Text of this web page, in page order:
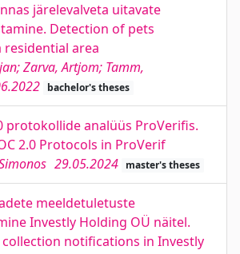
järelevalveta uitavate
Detection of pets
area
Zarva, Artjom; Tamm,
bachelor's theses
protokollide analüüs ProVerifis.
2.0 Protocols in ProVerif
29.05.2024 master's theses
meeldetuletuste
Investly Holding OÜ näitel.
notifications in Investly